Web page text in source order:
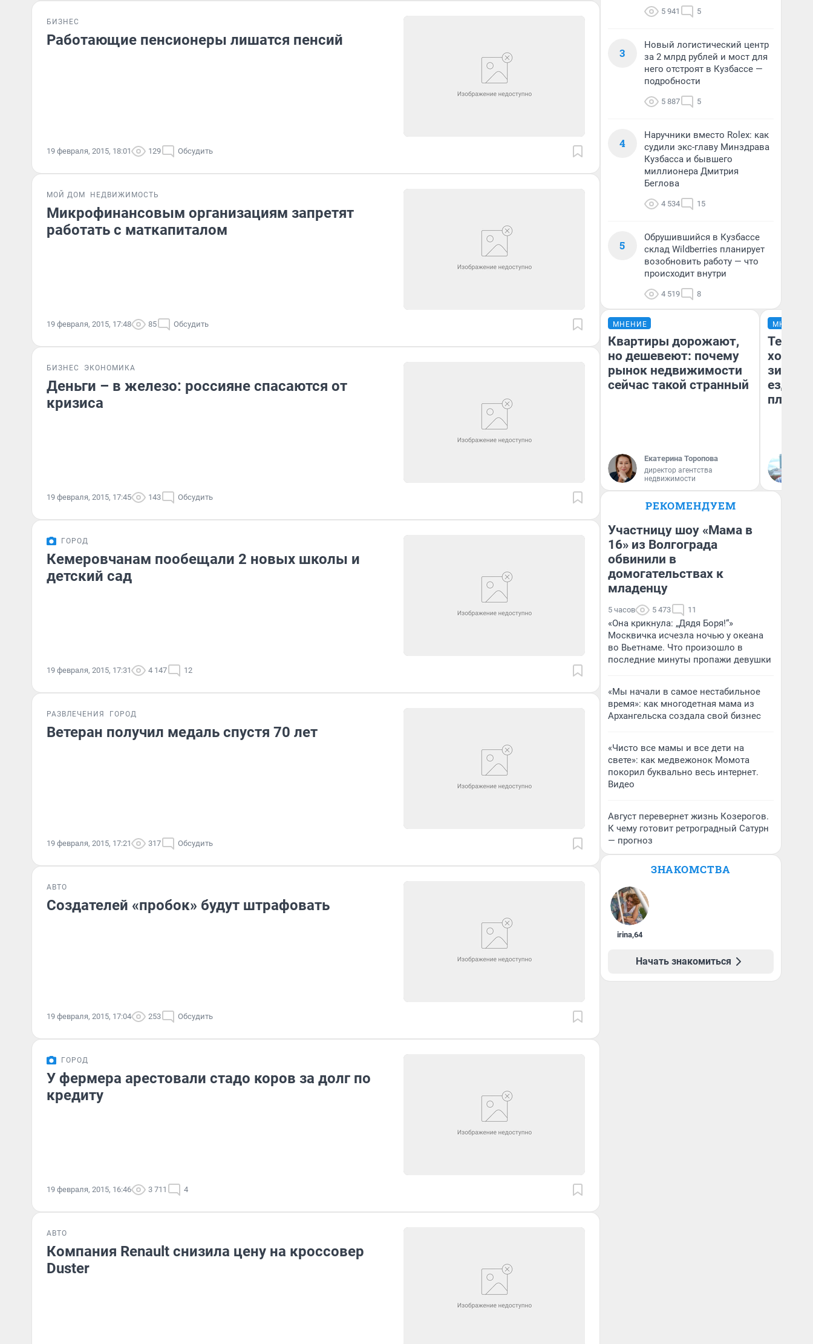
БИЗНЕС
Работающие пенсионеры лишатся пенсий
19 февраля, 2015, 18:01 129 Обсудить
МОЙ ДОМ НЕДВИЖИМОСТЬ
Микрофинансовым организациям запретят
работать с маткапиталом
19 февраля, 2015, 17:48 85 Обсудить
БИЗНЕС ЭКОНОМИКА
Деньги – в железо: россияне спасаются от
кризиса
19 февраля, 2015, 17:45 143 Обсудить
ГОРОД
Кемеровчанам пообещали 2 новых школы и
детский сад
19 февраля, 2015, 17:31 4 147 12
РАЗВЛЕЧЕНИЯ ГОРОД
Ветеран получил медаль спустя 70 лет
19 февраля, 2015, 17:21 317 Обсудить
АВТО
Создателей «пробок» будут штрафовать
19 февраля, 2015, 17:04 253 Обсудить
ГОРОД
У фермера арестовали стадо коров за долг по
кредиту
19 февраля, 2015, 16:46 3 711 4
АВТО
Компания Renault снизила цену на кроссовер
Duster
5 941 5
3
Новый логистический центр
за 2 млрд рублей и мост для
него отстроят в Кузбассе —
подробности
5 887 5
4
Наручники вместо Rolex: как
судили экс-главу Минздрава
Кузбасса и бывшего
миллионера Дмитрия
Беглова
4 534 15
5
Обрушившийся в Кузбассе
склад Wildberries планирует
возобновить работу — что
происходит внутри
4 519 8
МНЕНИЕ
Квартиры дорожают,
но дешевеют: почему
рынок недвижимости
сейчас такой странный
Екатерина Торопова
директор агентства
недвижимости
МНЕНИЕ
Тепло
зимой.
ездит
плюсы
РЕКОМЕНДУЕМ
Участницу шоу «Мама в
16» из Волгограда
обвинили в
домогательствах к
младенцу
5 часов 5 473 11
«Она крикнула: „Дядя Боря!“»
Москвичка исчезла ночью у океана
во Вьетнаме. Что произошло в
последние минуты пропажи девушки
«Мы начали в самое нестабильное
время»: как многодетная мама из
Архангельска создала свой бизнес
«Чисто все мамы и все дети на
свете»: как медвежонок Момота
покорил буквально весь интернет.
Видео
Август перевернет жизнь Козерогов.
К чему готовит ретроградный Сатурн
— прогноз
ЗНАКОМСТВА
irina,64
Начать знакомиться